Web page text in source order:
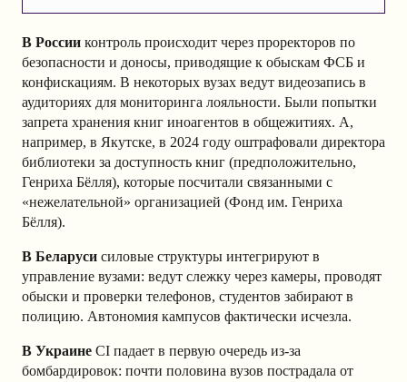
В России контроль происходит через проректоров по
безопасности и доносы, приводящие к обыскам ФСБ и
конфискациям. В некоторых вузах ведут видеозапись в
аудиториях для мониторинга лояльности. Были попытки
запрета хранения книг иноагентов в общежитиях. А,
например, в Якутске, в 2024 году оштрафовали директора
библиотеки за доступность книг (предположительно,
Генриха Бёлля), которые посчитали связанными с
«нежелательной» организацией (Фонд им. Генриха
Бёлля).
В Беларуси силовые структуры интегрируют в
управление вузами: ведут слежку через камеры, проводят
обыски и проверки телефонов, студентов забирают в
полицию. Автономия кампусов фактически исчезла.
В Украине CI падает в первую очередь из-за
бомбардировок: почти половина вузов пострадала от